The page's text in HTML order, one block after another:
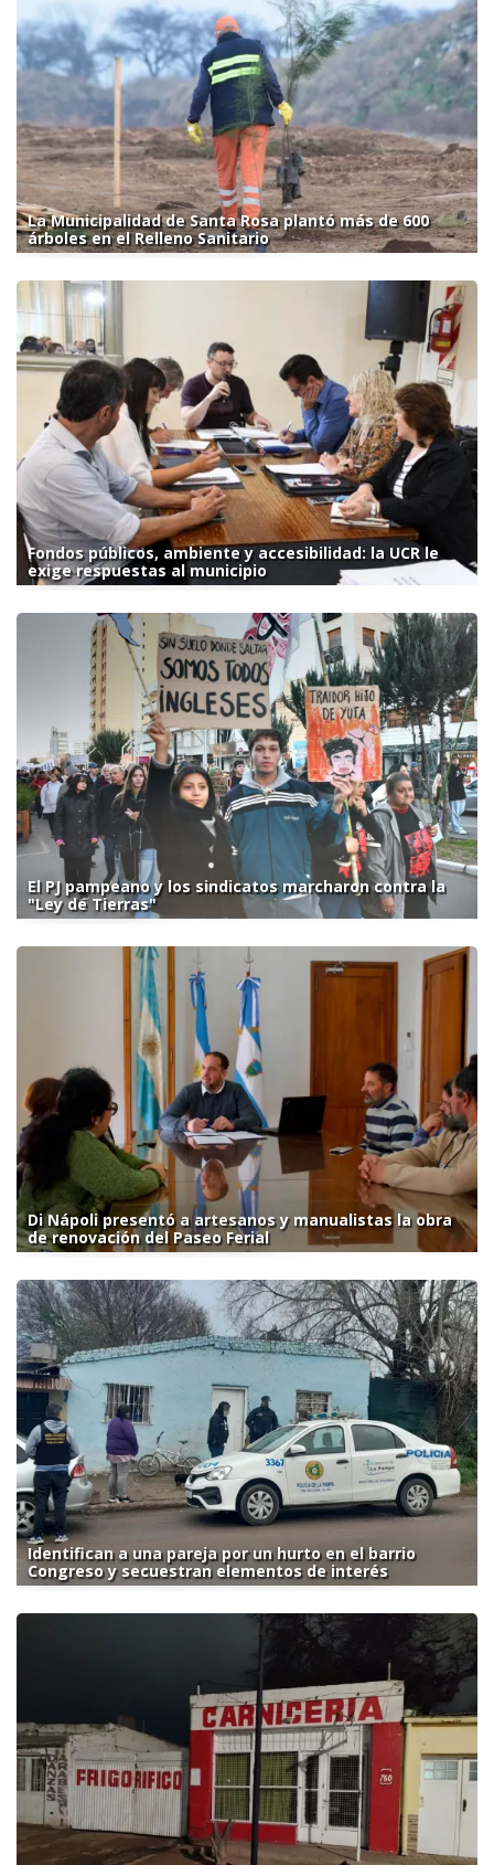
La Municipalidad de Santa Rosa plantó más de 600
árboles en el Relleno Sanitario
Fondos públicos, ambiente y accesibilidad: la UCR le
exige respuestas al municipio
El PJ pampeano y los sindicatos marcharon contra la
"Ley de Tierras"
Di Nápoli presentó a artesanos y manualistas la obra
de renovación del Paseo Ferial
Identifican a una pareja por un hurto en el barrio
Congreso y secuestran elementos de interés